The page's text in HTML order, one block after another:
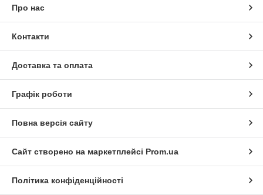
Про нас
Контакти
Доставка та оплата
Графік роботи
Повна версія сайту
Сайт створено на маркетплейсі Prom.ua
Політика конфіденційності